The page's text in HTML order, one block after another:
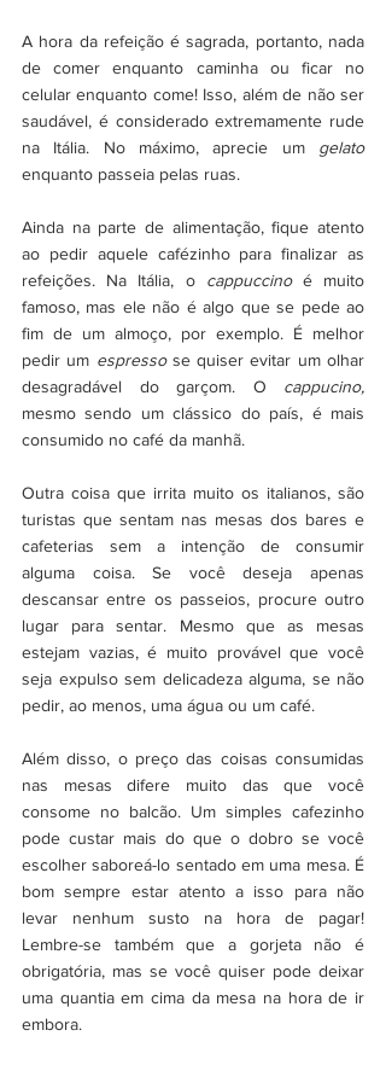
A hora da refeição é sagrada, portanto, nada
de comer enquanto caminha ou ficar no
celular enquanto come! Isso, além de não ser
saudável, é considerado extremamente rude
na Itália. No máximo, aprecie um gelato
enquanto passeia pelas ruas.
Ainda na parte de alimentação, fique atento
ao pedir aquele cafézinho para finalizar as
refeições. Na Itália, o cappuccino é muito
famoso, mas ele não é algo que se pede ao
fim de um almoço, por exemplo. É melhor
pedir um espresso se quiser evitar um olhar
desagradável do garçom. O
mesmo sendo um clássico do país, é mais
consumido no café da manhã.
Outra coisa que irrita muito os italianos, são
turistas que sentam nas mesas dos bares e
cafeterias sem a intenção de consumir
alguma coisa. Se você deseja apenas
descansar entre os passeios, procure outro
lugar para sentar. Mesmo que as mesas
estejam vazias, é muito provável que você
seja expulso sem delicadeza alguma, se não
pedir, ao menos, uma água ou um café.
Além disso, o preço das coisas consumidas
nas mesas difere muito das que você
consome no balcão. Um simples cafezinho
pode custar mais do que o dobro se você
escolher saboreá-lo sentado em uma mesa. É
bom sempre estar atento a isso para não
levar nenhum susto na hora de pagar!
Lembre-se também que a gorjeta não é
obrigatória, mas se você quiser pode deixar
uma quantia em cima da mesa na hora de ir
embora.